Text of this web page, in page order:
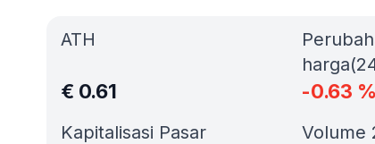
ATH
€ 0.61
Kapitalisasi Pasar
-0.63 %
Volume